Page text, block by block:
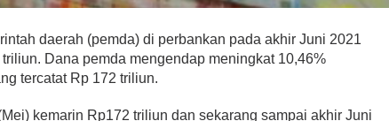
daerah (pemda) di perbankan pada akhir Juni 2021
Dana pemda mengendap meningkat 10,46%
tercatat Rp 172 triliun.
kemarin Rp172 triliun dan sekarang sampai akhir Juni